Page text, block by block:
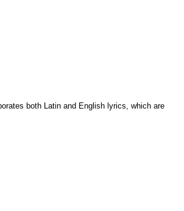
both Latin and English lyrics, which are